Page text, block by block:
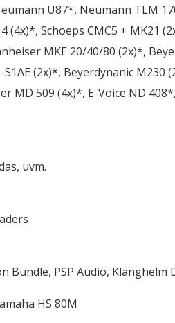
U87*, Neumann TLM
(4x)*, Schoeps CMC5 + MK21
MKE 20/40/80 (2x)*,
(2x)*, Beyerdynanic M230
MD 509 (4x)*, E-Voice ND
uvm.
Bundle, PSP Audio, Klanghelm
HS 80M